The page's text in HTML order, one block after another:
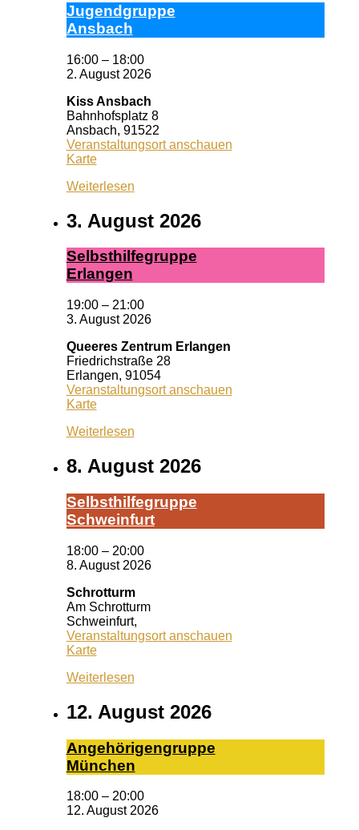
Ju­gend­grup­pe
Ans­bach
16:00 – 18:00
2. August 2026
Kiss Ansbach
Bahnhofsplatz 8
Ansbach, 91522
Veranstaltungsort anschauen
KarteKiss
Weiterlesen
3. August 2026
Selbst­hil­fe­grup­pe
Er­lan­gen
19:00 – 21:00
3. August 2026
Queeres Zentrum Erlangen
Friedrichstraße 28
Erlangen, 91054
Veranstaltungsort anschauen
KarteQueeres
Erlangen
Weiterlesen
8. August 2026
Selbst­hil­fe­grup­pe
Schwein­furt
18:00 – 20:00
8. August 2026
Schrotturm
Am Schrotturm
Schweinfurt,
Veranstaltungsort anschauen
KarteSchrotturm
Weiterlesen
12. August 2026
An­ge­hö­ri­gen­grup­pe
Mün­chen
18:00 – 20:00
12. August 2026